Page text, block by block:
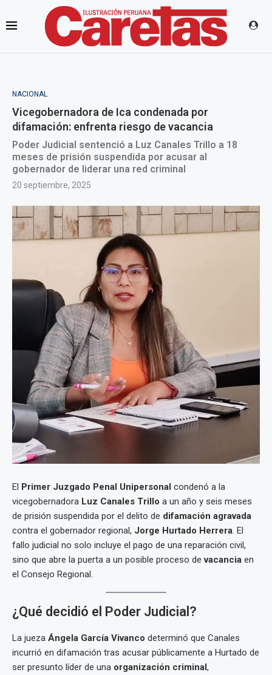
NACIONAL
Vicegobernadora de Ica condenada por
difamación: enfrenta riesgo de vacancia
Poder Judicial sentenció a Luz Canales Trillo a 18
meses de prisión suspendida por acusar al
gobernador de liderar una red criminal
20 septiembre, 2025
El Primer Juzgado Penal Unipersonal condenó a la
vicegobernadora Luz Canales Trillo a un año y seis meses
de prisión suspendida por el delito de difamación agravada
contra el gobernador regional, Jorge Hurtado Herrera. El
fallo judicial no solo incluye el pago de una reparación civil,
sino que abre la puerta a un posible proceso devacancia en
el Consejo Regional.
¿Qué decidió el Poder Judicial?
La jueza Ángela García Vivanco determinó que Canales
incurrió en difamación tras acusar públicamente a Hurtado de
ser presunto líder de una organización criminal ,